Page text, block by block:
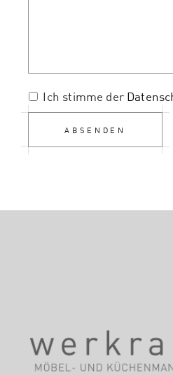
Bitte lasse dieses Feld leer.
Ich stimme der
ABSENDEN